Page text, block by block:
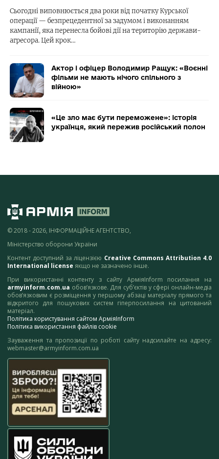
Сьогодні виповнюється два роки від початку Курської
операції — безпрецедентної за задумом і виконанням
кампанії, яка перенесла бойові дії на територію держави-
агресора. Цей крок…
Актор і офіцер Володимир Ращук: «Воєнні
фільми не мають нічого спільного з
війною»
«Це зло має бути переможене»: історія
українця, який пережив російський полон
© 2018 - 2026, ІНФОРМАЦІЙНЕ АГЕНТСТВО,
Міністерство оборони України
Контент доступний за ліцензією Creative Commons Attribution 4.0
International license якщо не зазначено інше.
При використанні контенту з сайту АрміяInform посилання на
armyinform.com.ua обов’язкове. Для суб’єктів у сфері онлайн-медіа
обов’язковим є розміщення у першому абзаці матеріалу прямого та
відкритого для пошукових систем гіперпосилання на цитований
матеріал.
Політика користування сайтом АрміяInform
Політика використання файлів cookie
Зауваження та пропозиції по роботі сайту надсилайте на адресу:
webmaster@armyinform.com.ua